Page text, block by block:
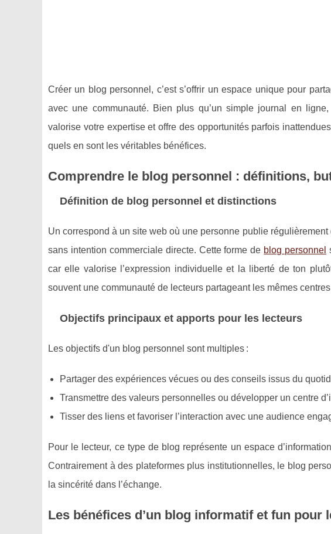
Créer un blog personnel, c’est s’offrir un espace unique pour
avec une communauté. Bien plus qu’un simple journal en
valorise votre expertise et offre des opportunités parfois
quels en sont les véritables bénéfices.
Comprendre le blog personnel : définitions,
Définition de blog personnel et distinctions
Un correspond à un site web où une personne publie
sans intention commerciale directe. Cette forme de blog personnel
car elle valorise l’expression individuelle et la liberté de ton
souvent une communauté de lecteurs partageant les mêmes
Objectifs principaux et apports pour les lecteurs
Les objectifs d'un blog personnel sont multiples :
Partager des expériences vécues ou des conseils issus du
Transmettre des valeurs personnelles ou développer un centre
Tisser des liens et favoriser l’interaction avec une audience
Pour le lecteur, ce type de blog représente un espace
Contrairement à des plateformes plus institutionnelles, le blog
la sincérité dans l’échange.
Les bénéfices d’un blog informatif et fun pour